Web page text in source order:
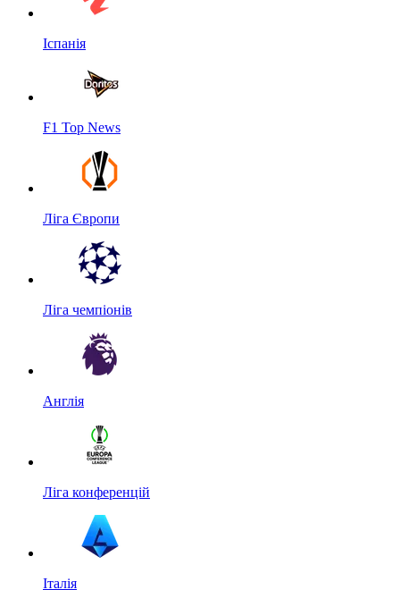
Іспанія
F1 Top News
Ліга Європи
Ліга чемпіонів
Англія
Ліга конференцій
Італія